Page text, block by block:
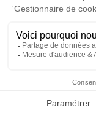
Faire-part
Cérémonie
CENTRE
38300